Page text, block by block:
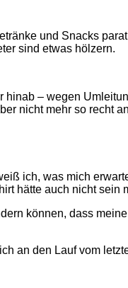
und Snacks
sind etwas hölzern.
– wegen
nicht mehr so recht
ich, was mich
hätte auch nicht sein
können, dass
an den Lauf vom